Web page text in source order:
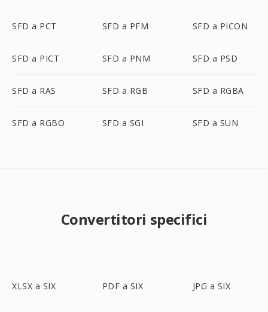
SFD a PCT SFD a PFM SFD a PICON
SFD a PICT SFD a PNM SFD a PSD
SFD a RAS SFD a RGB SFD a RGBA
SFD a RGBO SFD a SGI SFD a SUN
Convertitori specifici
XLSX a SIX PDF a SIX JPG a SIX